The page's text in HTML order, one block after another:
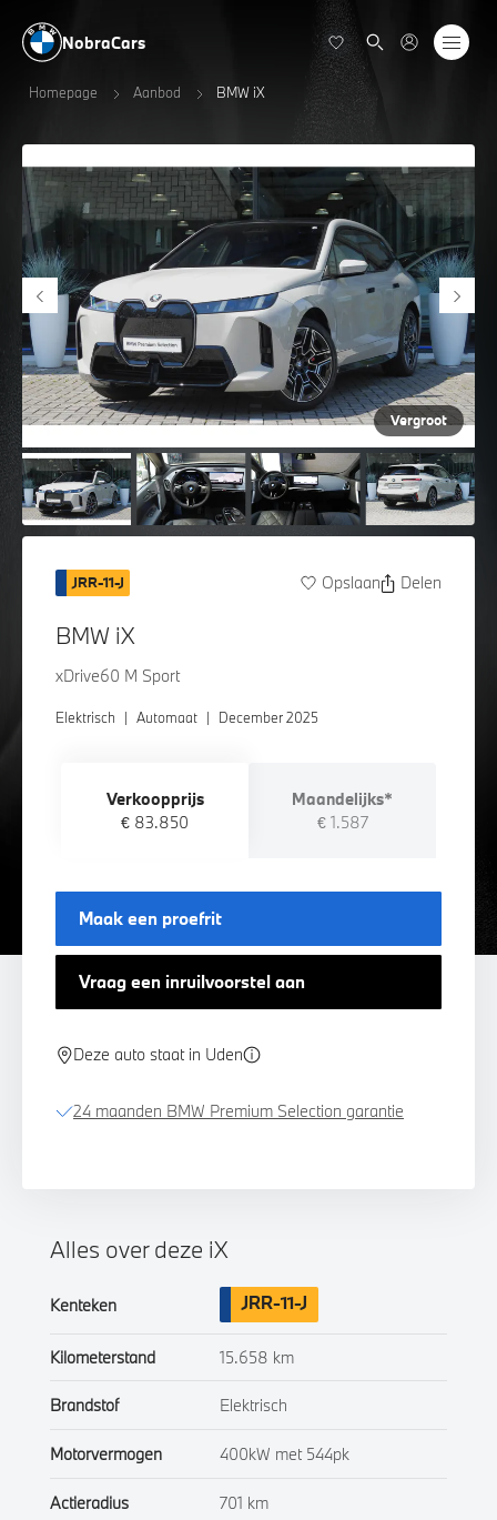
NobraCars
Homepage Aanbod BMW iX
Vergroot
JRR-11-J Opslaan Delen
BMW iX
xDrive60 M Sport
Elektrisch | Automaat | December 2025
Verkoopprijs
€ 83.850
Maandelijks*
€ 1.587
Maak een proefrit
Vraag een inruilvoorstel aan
Deze auto staat in Uden
24 maanden BMW Premium Selection garantie
Alles over deze iX
Kenteken JRR-11-J
Kilometerstand 15.658 km
Brandstof Elektrisch
Motorvermogen 400kW met 544pk
Actieradius 701 km